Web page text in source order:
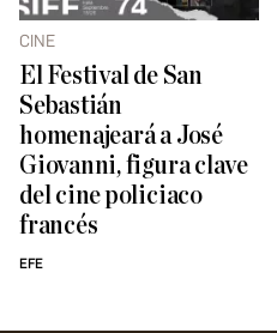
CINE
El Festival de San
Sebastián
homenajeará a José
Giovanni, figura clave
del cine policiaco
francés
EFE